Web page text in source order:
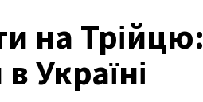
на Трійцю:
Україні